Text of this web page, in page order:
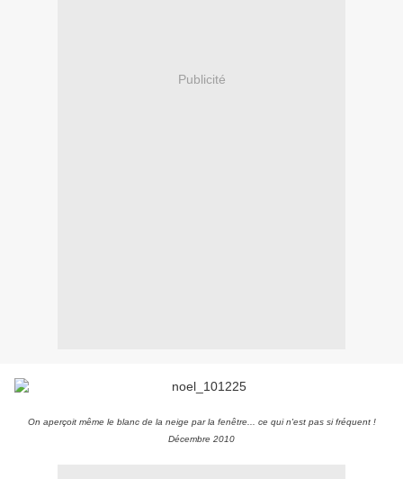
Publicité
On aperçoit même le blanc de la neige par la fenêtre... ce qui n'est pas si fréquent !
Décembre 2010